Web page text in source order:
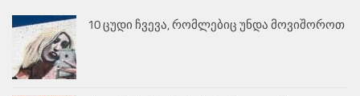
10 ცუდი ჩვევა, რომლებიც უნდა მოვიშოროთ